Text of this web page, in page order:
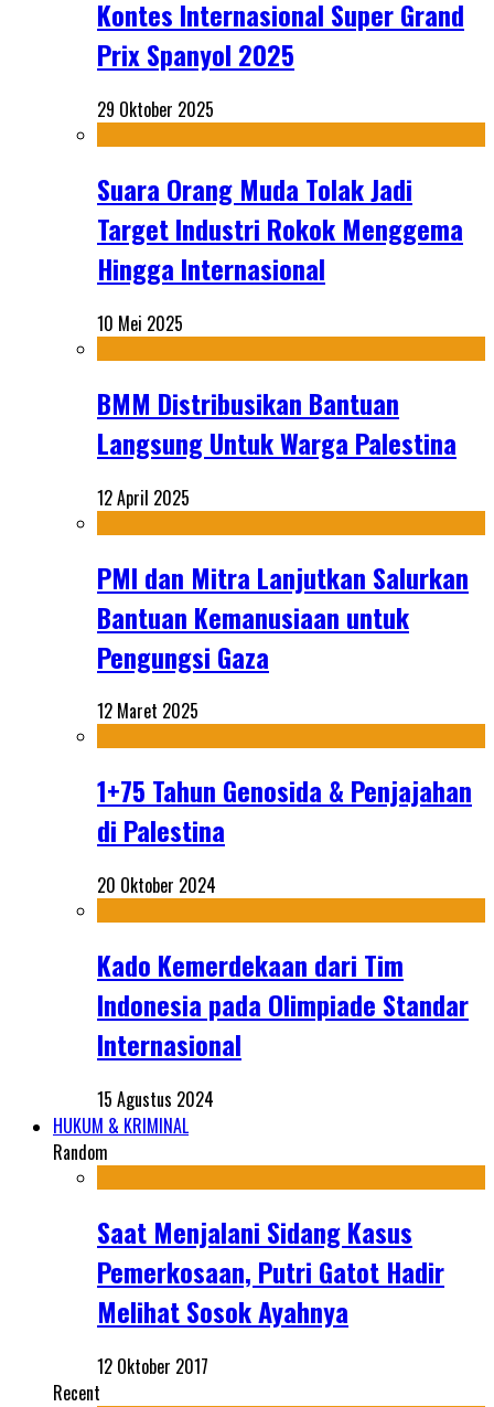
Kontes Internasional Super Grand
Prix Spanyol 2025
29 Oktober 2025
Suara Orang Muda Tolak Jadi
Target Industri Rokok Menggema
Hingga Internasional
10 Mei 2025
BMM Distribusikan Bantuan
Langsung Untuk Warga Palestina
12 April 2025
PMI dan Mitra Lanjutkan Salurkan
Bantuan Kemanusiaan untuk
Pengungsi Gaza
12 Maret 2025
1+75 Tahun Genosida & Penjajahan
di Palestina
20 Oktober 2024
Kado Kemerdekaan dari Tim
Indonesia pada Olimpiade Standar
Internasional
15 Agustus 2024
HUKUM & KRIMINAL
Random
Saat Menjalani Sidang Kasus
Pemerkosaan, Putri Gatot Hadir
Melihat Sosok Ayahnya
12 Oktober 2017
Recent